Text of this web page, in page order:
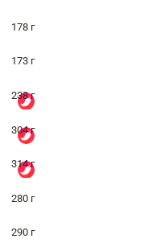
178 г
173 г
238 г
304 г
314 г
280 г
290 г